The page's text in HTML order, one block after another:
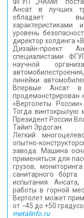
Ансат в лучших
обладает
характеристиками
уровень
директор холдинга
Дизайн-проект
специалистами
научной
линейки
Впервые Ансат
продемонстрирован
«Вертолеты
Тогда винтокрылую
Президент России
Тайип Эрдоган.
Легкий
опытно-
завода. Машина
применяться для
грузов,
санитарного
испытания
работы в горной
Вертолет может
от −45 до +50
metalinfo.ru